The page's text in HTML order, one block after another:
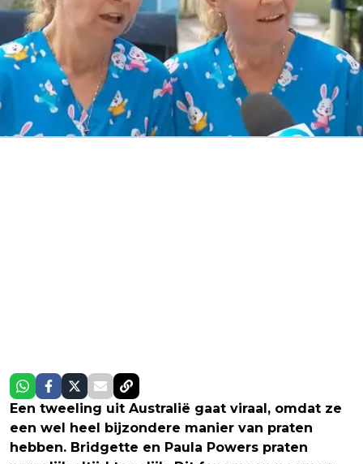
Een tweeling uit Australië gaat viraal, omdat ze
een wel heel bijzondere manier van praten
hebben. Bridgette en Paula Powers praten